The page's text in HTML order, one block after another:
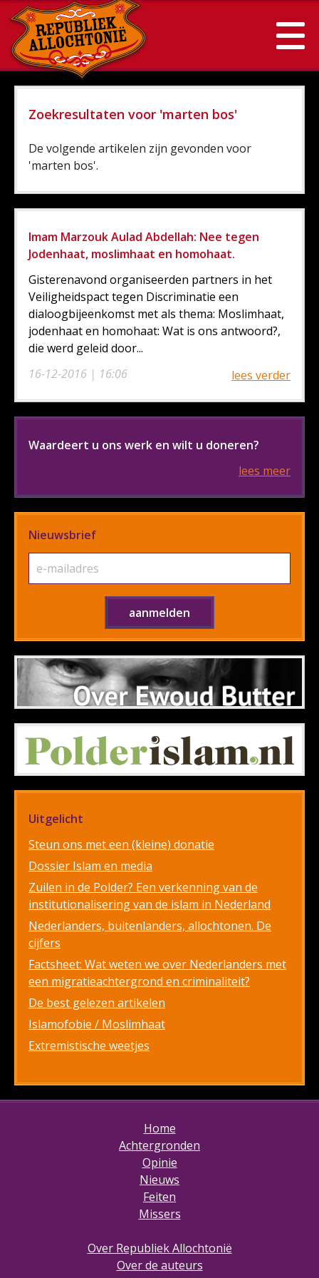
Zoekresultaten voor 'marten bos'
De volgende artikelen zijn gevonden voor
'marten bos'.
Imam Marzouk Aulad Abdellah: Nee tegen
Jodenhaat, moslimhaat en homohaat.
16-12-2016 | 16:06
Gisterenavond organiseerden partners in het
Veiligheidspact tegen Discriminatie een
dialoogbijeenkomst met als thema: Moslimhaat,
jodenhaat en homohaat: Wat is ons antwoord?,
die werd geleid door...
lees verder
Waardeert u ons werk en wilt u doneren?
lees meer
Nieuwsbrief
Uitgelicht
Steun ons met een (kleine) donatie
Dossier Islam en media
Zuilen in de Polder? Een verkenning van de
institutionalisering van de islam in Nederland
Nederlanders, buitenlanders, allochtonen. De
cijfers
Factsheet: Wat weten we over Nederlanders met
een migratieachtergrond en criminaliteit?
De best gelezen artikelen
Islamofobie / Moslimhaat
Extremistische weetjes
Home
Achtergronden
Opinie
Nieuws
Feiten
Missers
Over Republiek Allochtonië
Over de auteurs